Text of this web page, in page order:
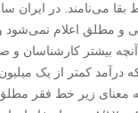
می‌نامند. در ایران
و مطلق اعلام نمی‌شود و
آنچه بیشتر کارشناسان
به معنای زیر خط فقر